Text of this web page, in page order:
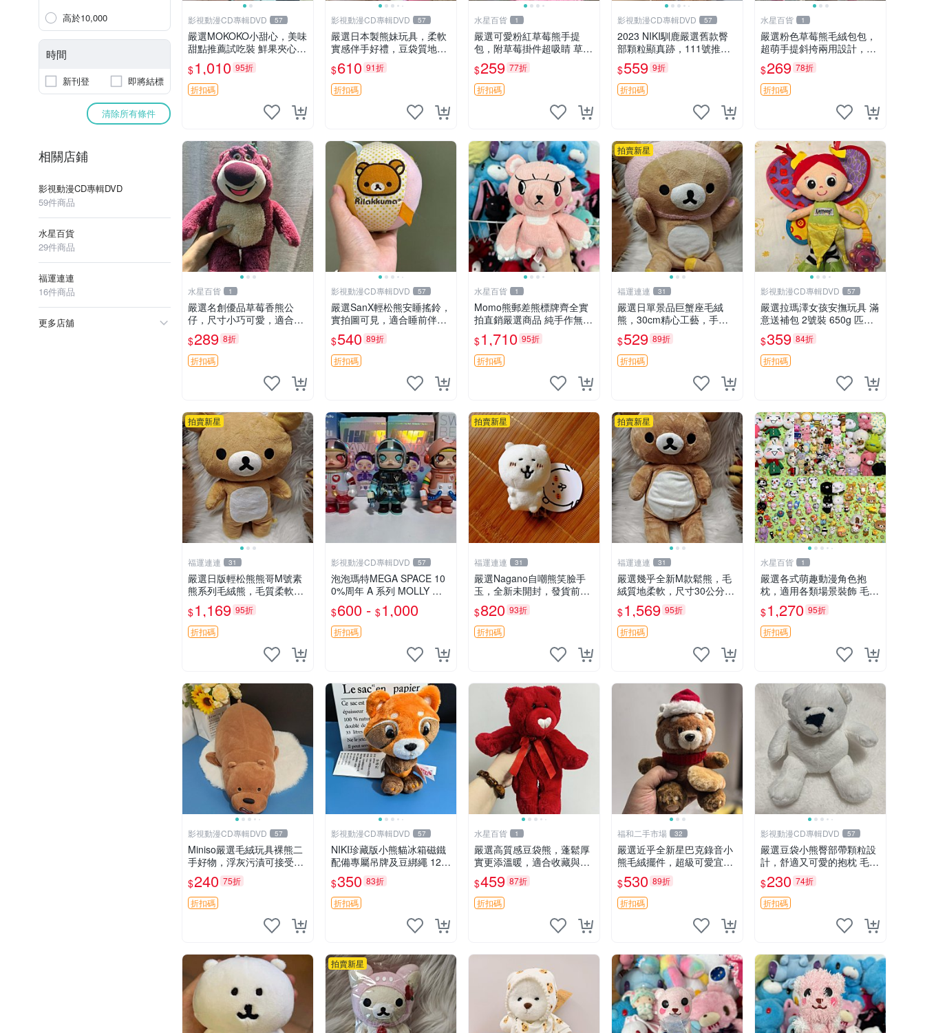
高於10,000
時間
新刊登 即將結標
清除所有條件
相關店鋪
影視動漫CD專輯DVD
59件商品
水星百貨
29件商品
福運連連
16件商品
更多店舖
影視動漫CD專輯DVD 57
嚴選MOKOKO小甜心，美味
甜點推薦試吃裝 鮮果夾心糖
果，甜蜜滋味享不停 薄荷草
莓 奶油心 60粒 mini小甜心
糖果，水果味夾心零食裝 心
形糖果 60
$1,010 95折
折扣碼
影視動漫CD專輯DVD 57
嚴選日本製熊妹玩具，柔軟
實感伴手好禮，豆袋質地手
感佳，抱枕小熊 recom 推薦
白色豆袋 玩具
$610 91折
折扣碼
水星百貨 1
嚴選可愛粉紅草莓熊手提
包，附草莓掛件超吸睛 草莓
熊手提包 草莓掛件 可愛port
unese
$259 77折
折扣碼
影視動漫CD專輯DVD 57
2023 NIKI馴鹿嚴選舊款臀
部顆粒顯真跡，111號推薦
珍藏品 馴鹿 舊款 尾巴顆粒
$559 9折
折扣碼
水星百貨 1
嚴選粉色草莓熊毛絨包包，
超萌手提斜挎兩用設計，成
色上佳容量大 粉紅草莓 毛
絨包 超大容量
$269 78折
折扣碼
水星百貨 1
嚴選名創優品草莓香熊公
仔，尺寸小巧可愛，適合收
藏賞玩 30cm 玩具 公仔 草
莓熊
$289 8折
折扣碼
影視動漫CD專輯DVD 57
嚴選SanX輕松熊安睡搖鈴，
實拍圖可見，適合睡前伴
侶， Picks安撫好物 0325
懸吊 電腦
$540 89折
折扣碼
水星百貨 1
Momo熊郵差熊標牌齊全實
拍直銷嚴選商品 純手作無修
圖可收藏 郵差熊 Momo熊
標牌 商品
$1,710 95折
折扣碼
拍賣新星
福運連連 31
嚴選日單景品巨蟹座毛絨
熊，30cm精心工藝，手感
軟糯推薦收藏送人 巨蟹座
毛絨玩具 精緻做工
$529 89折
折扣碼
影視動漫CD專輯DVD 57
嚴選拉瑪澤女孩安撫玩具 滿
意送補包 2號裝 650g 匹配
嬰幼童舒壓好伴侶 女孩專用
安心選擇 安撫玩偶 衝包 玩
具
$359 84折
折扣碼
拍賣新星
福運連連 31
嚴選日版輕松熊熊哥M號素
熊系列毛絨熊，毛質柔軟，
精緻可愛，尺寸35cm，保
存狀態優異。收藏或贈送皆
為佳選。 中古 毛絨熊 毛玩
偶
$1,169 95折
折扣碼
影視動漫CD專輯DVD 57
泡泡瑪特MEGA SPACE 10
0%周年 A 系列 MOLLY 權
威隱藏款 嚴選薄荷巧克力色
80年代風味 權威推薦 合適
收藏
$600 - $1,000
折扣碼
拍賣新星
福運連連 31
嚴選Nagano自嘲熊笑臉手
玉，全新未開封，發貨前視
頻確認，海南 廣西 貴州 嚴
選Nagano自嘲熊笑臉手
玉，全新未開封，發貨前視
頻確認，四川 重慶 內
$820 93折
折扣碼
拍賣新星
福運連連 31
嚴選幾乎全新M款鬆熊，毛
絨質地柔軟，尺寸30公分，
做工精緻可愛，適合收藏或
贈送親友。中古使用痕跡，
手感依然優良。 鬆熊 嬰熊
毛玩偶
$1,569 95折
折扣碼
水星百貨 1
嚴選各式萌趣動漫角色抱
枕，適用各類場景裝飾 毛絨
玩具、卡通抱枕、趣味玩偶
$1,270 95折
折扣碼
影視動漫CD專輯DVD 57
Miniso嚴選毛絨玩具裸熊二
手好物，浮灰污漬可接受。
請詳閱照片再下單，售出不
退不換。全新品相收藏推
薦。 裸熊 毛絨玩具 收藏
$240 75折
折扣碼
影視動漫CD專輯DVD 57
NIKI珍藏版小熊貓冰箱磁鐵
配備專屬吊牌及豆綁繩 12c
m 廢品嚴選 好評推薦 小熊
貓冰箱貼 磁鐵掛件 冰箱飾
品
$350 83折
折扣碼
水星百貨 1
嚴選高質感豆袋熊，蓬鬆厚
實更添溫暖，適合收藏與休
憩。前胸填充飽滿，背部亦
具優雅設計。 豆袋熊 保暖
溫柔 蓬松
$459 87折
折扣碼
福和二手市場 32
嚴選近乎全新星巴克錄音小
熊毛絨擺件，超級可愛宜贈
送掛飾 錄音小熊 毛絨擺件
贈品
$530 89折
折扣碼
影視動漫CD專輯DVD 57
嚴選豆袋小熊臀部帶顆粒設
計，舒適又可愛的抱枕 毛絨
抱枕、臀部按摩、坐墊
$230 74折
折扣碼
拍賣新星